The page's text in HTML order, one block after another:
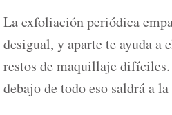
La exfoliación periódica
desigual, y aparte te ayuda a
restos de maquillaje difíciles.
debajo de todo eso saldrá a